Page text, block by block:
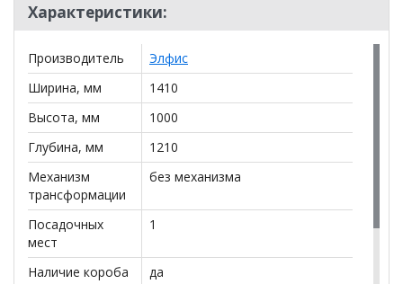
*Дополнительную информацию о том, как купить
Кресло для отдыха Полоуточняйте у нашего
менеджера по телефону+79292022735.
**Цены на официальном сайте
действительны только для интернет-магазинаи
могут отличаться от цен в розничных магазинах-
салонах сети!
Характеристики:
Производитель
Элфис
Ширина, мм
1410
Высота, мм
1000
Глубина, мм
1210
Механизм
трансформации
без механизма
Посадочных
мест
1
Наличие короба
да